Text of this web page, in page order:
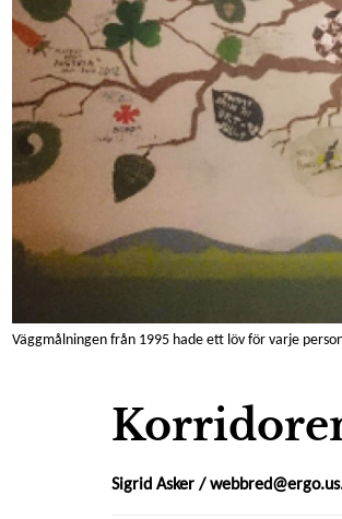
Väggmålningen från 1995 hade ett löv för varje
Sigrid Asker /